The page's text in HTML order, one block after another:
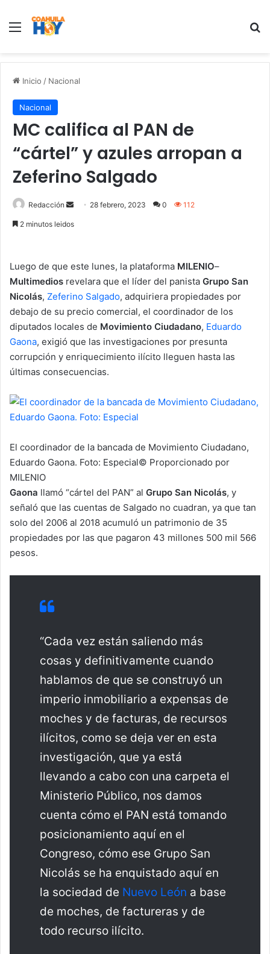
Menu
Inicio / Nacional
Nacional
MC califica al PAN de
“cártel” y azules arropan a
Zeferino Salgado
Redacción
a
n
l
28 febrero, 2023 0 112
2 minutos leidos
Luego de que este lunes, la plataforma MILENIO–
Multimedios revelara que el líder del panista Grupo San
Nicolás, Zeferino Salgado, adquiriera propiedades por
debajo de su precio comercial, el coordinador de los
diputados locales de Movimiento Ciudadano, Eduardo
Gaona, exigió que las investigaciones por presunta
corrupción y enriquecimiento ilícito lleguen hasta las
últimas consecuencias.
El coordinador de la bancada de Movimiento Ciudadano,
Eduardo Gaona. Foto: Especial© Proporcionado por
MILENIO
Gaona llamó “cártel del PAN” al Grupo San Nicolás, y
señaló que las cuentas de Salgado no cuadran, ya que tan
solo del 2006 al 2018 acumuló un patrimonio de 35
propiedades por las que pagaron 43 millones 500 mil 566
pesos.
“Cada vez están saliendo más
cosas y definitivamente cuando
hablamos de que se construyó un
imperio inmobiliario a expensas de
moches y de facturas, de recursos
ilícitos, como se deja ver en esta
investigación, que ya está
llevando a cabo con una carpeta el
Ministerio Público, nos damos
cuenta cómo el PAN está tomando
posicionamiento aquí en el
Congreso, cómo ese Grupo San
Nicolás se ha enquistado aquí en
la sociedad de Nuevo León a base
de moches, de factureras y de
todo recurso ilícito.